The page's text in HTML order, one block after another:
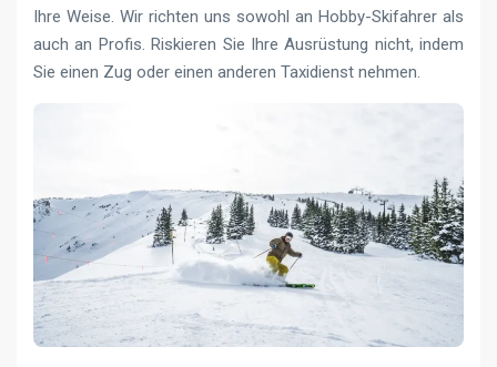
Ihre Weise. Wir richten uns sowohl an Hobby-Skifahrer als
auch an Profis. Riskieren Sie Ihre Ausrüstung nicht, indem
Sie einen Zug oder einen anderen Taxidienst nehmen.